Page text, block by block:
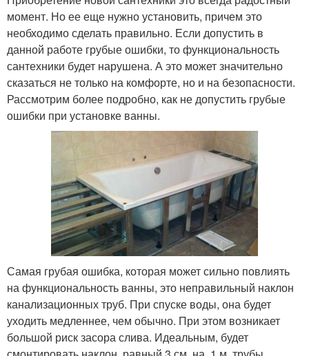
момент. Но ее еще нужно установить, причем это
необходимо сделать правильно. Если допустить в
данной работе грубые ошибки, то функциональность
сантехники будет нарушена. А это может значительно
сказаться не только на комфорте, но и на безопасности.
Рассмотрим более подробно, как не допустить грубые
ошибки при установке ванны.
Самая грубая ошибка, которая может сильно повлиять
на функциональность ванны, это неправильный наклон
канализационных труб. При спуске воды, она будет
уходить медленнее, чем обычно. При этом возникает
большой риск засора слива. Идеальным, будет